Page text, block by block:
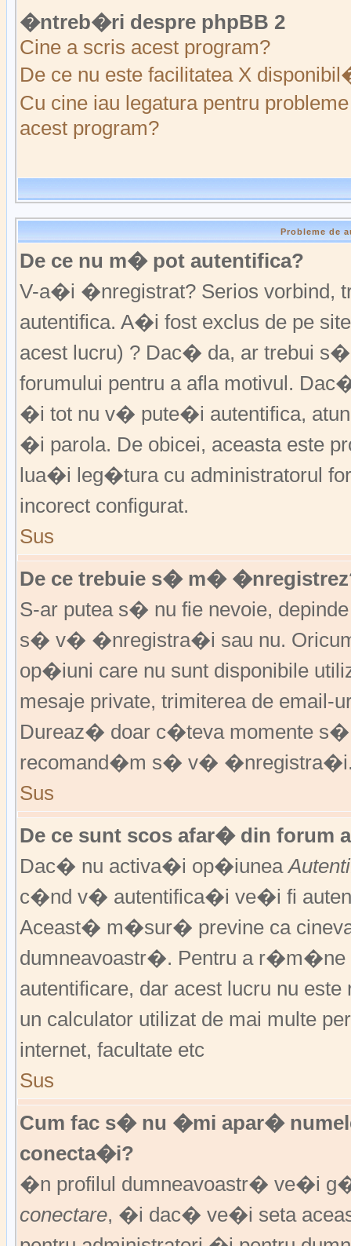
�ntreb�ri despre phpBB 2
Cine a scris acest program?
De ce nu este facilitatea X
Cu cine iau legatura pentru
acest program?
Probleme de
De ce nu m� pot autentifica?
V-a�i �nregistrat? Serios
autentifica. A�i fost exclus de pe
acest lucru) ? Dac� da, ar trebui
forumului pentru a afla motivul.
�i tot nu v� pute�i autentifica,
�i parola. De obicei, aceasta este
lua�i leg�tura cu administratorul
incorect configurat.
Sus
De ce trebuie s� m�
S-ar putea s� nu fie nevoie,
s� v� �nregistra�i sau nu.
op�iuni care nu sunt disponibile
mesaje private, trimiterea de
Dureaz� doar c�teva momente
recomand�m s� v�
Sus
De ce sunt scos afar� din forum
Dac� nu activa�i op�iunea
c�nd v� autentifica�i ve�i fi
Aceast� m�sur� previne ca
dumneavoastr�. Pentru a
autentificare, dar acest lucru nu
un calculator utilizat de mai multe
internet, facultate etc
Sus
Cum fac s� nu �mi apar�
conecta�i?
�n profilul dumneavoastr� ve�i
conectare, �i dac� ve�i seta